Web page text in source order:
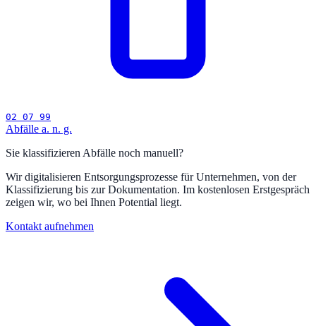
02 07 99
Abfälle a. n. g.
Sie klassifizieren Abfälle noch manuell?
Wir digitalisieren Entsorgungsprozesse für Unternehmen, von der
Klassifizierung bis zur Dokumentation. Im kostenlosen Erstgespräch
zeigen wir, wo bei Ihnen Potential liegt.
Kontakt aufnehmen